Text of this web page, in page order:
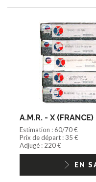
A.M.R. - X (FRANCE)
Estimation : 60/70 €
Prix de départ : 35 €
Adjugé : 220 €
EN